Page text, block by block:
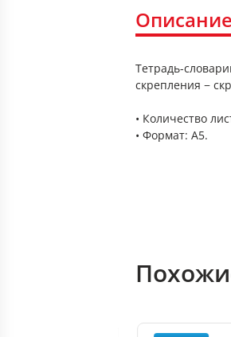
Описание
Тетрадь-
скрепления −
• Количество
• Формат: А5.